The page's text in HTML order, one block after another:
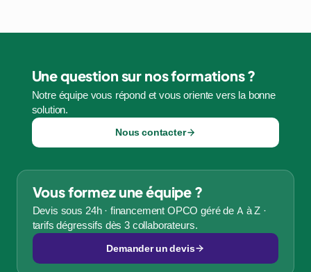
Une question sur nos formations ?
Notre équipe vous répond et vous oriente vers la bonne
solution.
Nous contacter
Vous formez une équipe ?
Devis sous 24h · financement OPCO géré de A à Z ·
tarifs dégressifs dès 3 collaborateurs.
Demander un devis